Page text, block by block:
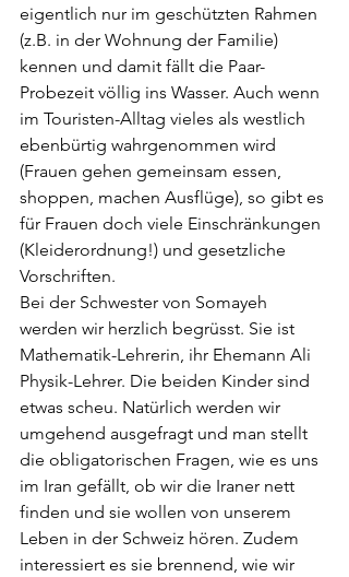
eigentlich nur im geschützten Rahmen
(z.B. in der Wohnung der Familie)
kennen und damit fällt die Paar-
Probezeit völlig ins Wasser. Auch wenn
im Touristen-Alltag vieles als westlich
ebenbürtig wahrgenommen wird
(Frauen gehen gemeinsam essen,
shoppen, machen Ausflüge), so gibt es
für Frauen doch viele Einschränkungen
(Kleiderordnung!) und gesetzliche
Vorschriften.
Bei der Schwester von Somayeh
werden wir herzlich begrüsst. Sie ist
Mathematik-Lehrerin, ihr Ehemann Ali
Physik-Lehrer. Die beiden Kinder sind
etwas scheu. Natürlich werden wir
umgehend ausgefragt und man stellt
die obligatorischen Fragen, wie es uns
im Iran gefällt, ob wir die Iraner nett
finden und sie wollen von unserem
Leben in der Schweiz hören. Zudem
interessiert es sie brennend, wie wir